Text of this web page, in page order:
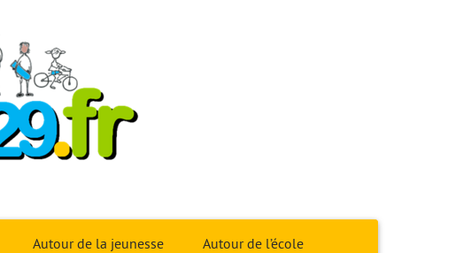
Autour de la jeunesse Autour de l’école